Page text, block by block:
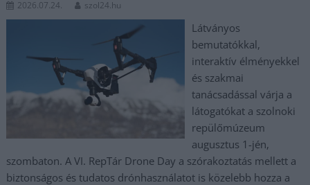
2026.07.24. szol24.hu
Látványos
bemutatókkal,
interaktív élményekkel
és szakmai
tanácsadással várja a
látogatókat a szolnoki
repülőmúzeum
augusztus 1-jén,
szombaton. A VI. RepTár Drone Day a szórakoztatás mellett a
biztonságos és tudatos drónhasználatot is közelebb hozza a